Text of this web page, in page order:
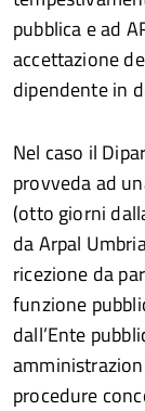
pubblica e ad
accettazione
dipendente in
Nel caso il
provveda ad
(otto giorni
da Arpal
ricezione da
funzione
dall’Ente
procedure